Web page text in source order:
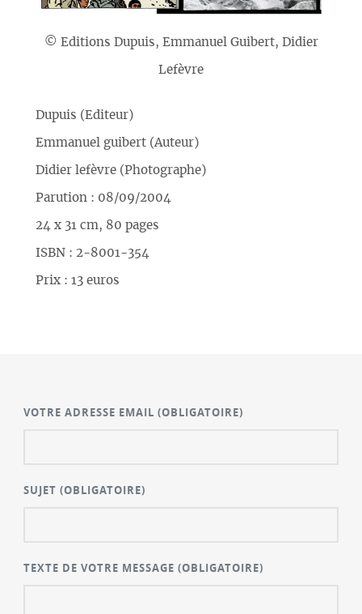
© Editions Dupuis, Emmanuel Guibert, Didier
Lefèvre
Dupuis (Editeur)
Emmanuel guibert (Auteur)
Didier lefèvre (Photographe)
Parution : 08/09/2004
24 x 31 cm, 80 pages
ISBN : 2-8001-354
Prix : 13 euros
VOTRE ADRESSE EMAIL(OBLIGATOIRE)
SUJET(OBLIGATOIRE)
TEXTE DE VOTRE MESSAGE(OBLIGATOIRE)